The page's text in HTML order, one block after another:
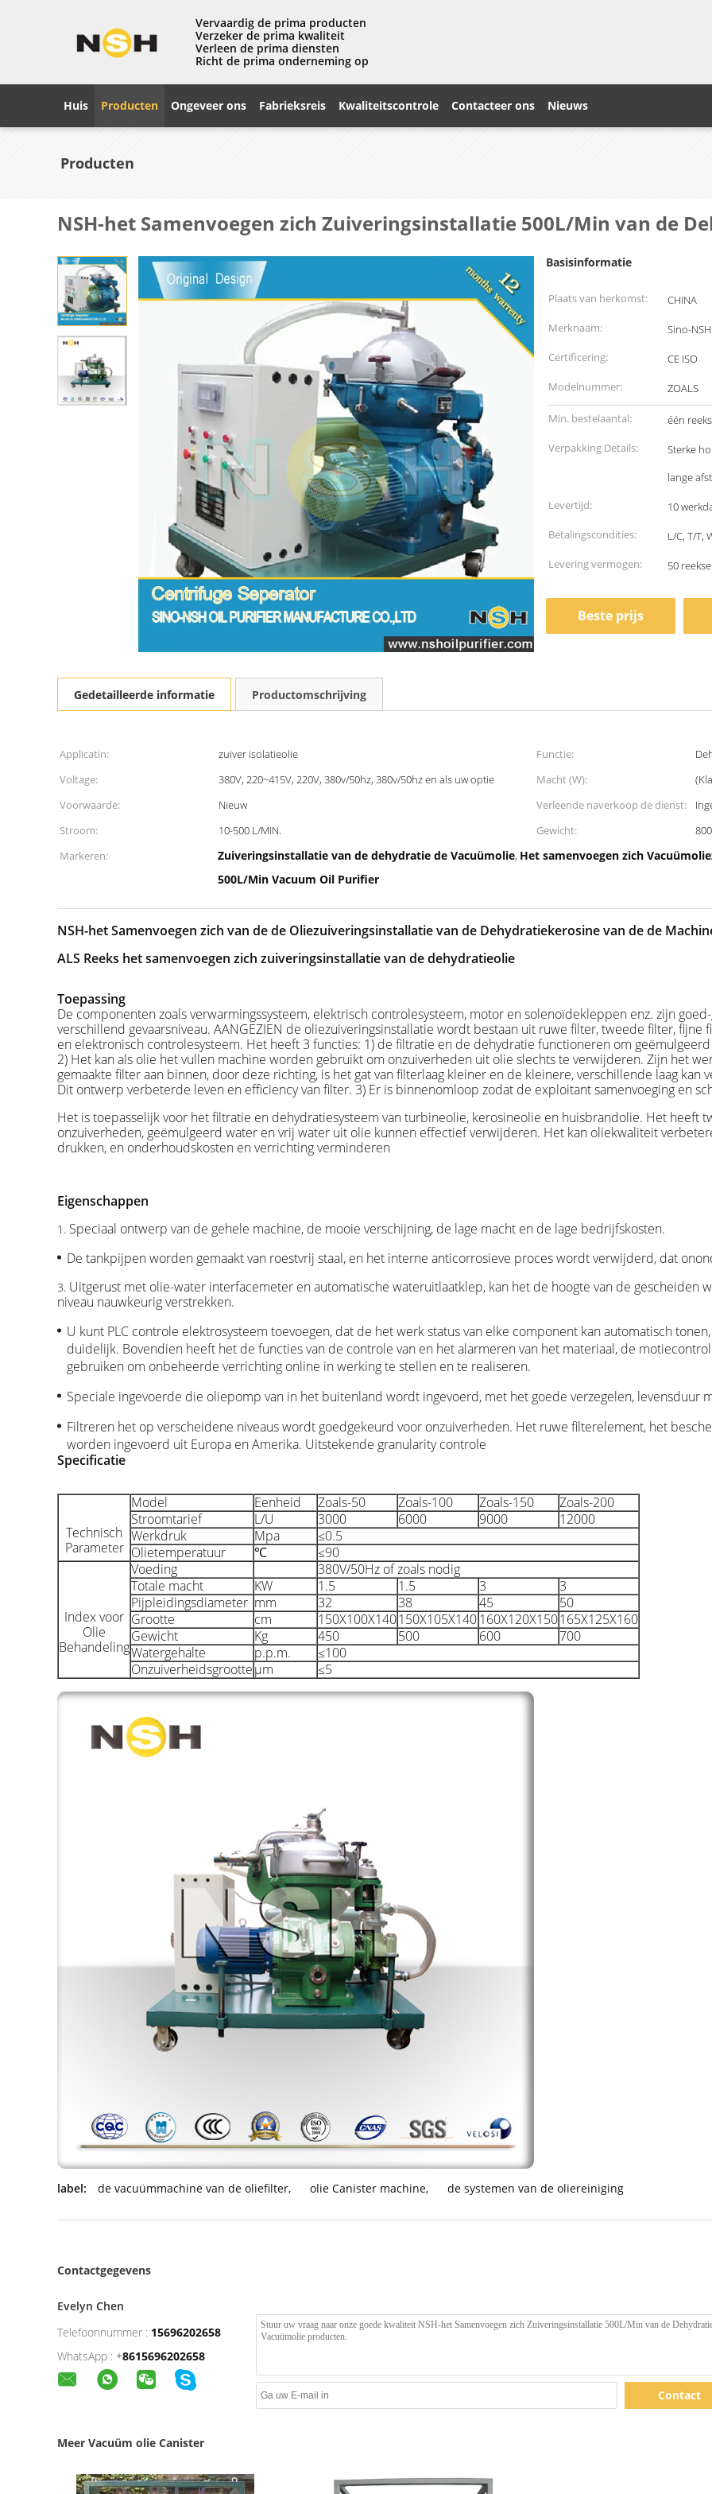
Vervaardig de prima producten
Verzeker de prima kwaliteit
Verleen de prima diensten
Richt de prima onderneming op
Huis Producten Ongeveer ons Fabrieksreis Kwaliteitscontrole Contacteer ons Nieuws
Producten
NSH-het Samenvoegen zich Zuiveringsinstallatie 500L/Min van de
Basisinformatie
Plaats van herkomst:
CHINA
Merknaam:
Sino-NSH
Certificering:
CE ISO
Modelnummer:
ZOALS
Min. bestelaantal:
één reeks
Verpakking Details:
Sterke
lange
Levertijd:
10
Betalingscondities:
L/C, T/T,
Levering vermogen:
50
Beste prijs
Gedetailleerde informatie Productomschrijving
Applicatin: zuiver isolatieolie Functie:
Voltage:
380V, 220~415V, 220V, 380v/50hz, 380v/50hz en als uw optie Macht (W):
Voorwaarde:
Nieuw Verleende naverkoop de dienst:
Stroom:
10-500 L/MIN. Gewicht:
Markeren:
Zuiveringsinstallatie van de dehydratie de Vacuümolie, Het samenvoegen zich
500L/Min Vacuum Oil Purifier
NSH-het Samenvoegen zich van de de Oliezuiveringsinstallatie van de Dehydratiekerosine van de de
ALS Reeks het samenvoegen zich zuiveringsinstallatie van de dehydratieolie
Toepassing
De componenten zoals verwarmingssysteem, elektrisch controlesysteem, motor en solenoïdekleppen enz. zijn
verschillend gevaarsniveau. AANGEZIEN de oliezuiveringsinstallatie wordt bestaan uit ruwe filter, tweede filter,
en elektronisch controlesysteem. Het heeft 3 functies: 1) de filtratie en de dehydratie functioneren om
2) Het kan als olie het vullen machine worden gebruikt om onzuiverheden uit olie slechts te verwijderen. Zijn het
gemaakte filter aan binnen, door deze richting, is het gat van filterlaag kleiner en de kleinere, verschillende laag
Dit ontwerp verbeterde leven en efficiency van filter. 3) Er is binnenomloop zodat de exploitant samenvoeging en
Het is toepasselijk voor het filtratie en dehydratiesysteem van turbineolie, kerosineolie en huisbrandolie. Het heeft
onzuiverheden, geëmulgeerd water en vrij water uit olie kunnen effectief verwijderen. Het kan oliekwaliteit
drukken, en onderhoudskosten en verrichting verminderen
Eigenschappen
1. Speciaal ontwerp van de gehele machine, de mooie verschijning, de lage macht en de lage bedrijfskosten.
De tankpijpen worden gemaakt van roestvrij staal, en het interne anticorrosieve proces wordt verwijderd, dat
3. Uitgerust met olie-water interfacemeter en automatische wateruitlaatklep, kan het de hoogte van de gescheiden
niveau nauwkeurig verstrekken.
U kunt PLC controle elektrosysteem toevoegen, dat de het werk status van elke component kan automatisch
duidelijk. Bovendien heeft het de functies van de controle van en het alarmeren van het materiaal, de
gebruiken om onbeheerde verrichting online in werking te stellen en te realiseren.
Speciale ingevoerde die oliepomp van in het buitenland wordt ingevoerd, met het goede verzegelen, levensduur
Filtreren het op verscheidene niveaus wordt goedgekeurd voor onzuiverheden. Het ruwe filterelement, het
worden ingevoerd uit Europa en Amerika. Uitstekende granularity controle
Specificatie
Technisch
Parameter
Model Eenheid Zoals-50 Zoals-100 Zoals-150
Zoals-200
Stroomtarief
L/U 3000 6000 9000
12000
Werkdruk
Mpa
≤0.5
Olietemperatuur
℃ ≤90
Index voor
Olie
Behandeling
Voeding
380V/50Hz of zoals nodig
Totale macht
KW 1.5 1.5 3
3
Pijpleidingsdiameter mm 32 38 45
50
Grootte
cm 150X100X140150X105X140160X120X150165X125X160
Gewicht
Kg 450 500 600
700
Watergehalte
p.p.m.
≤100
Onzuiverheidsgrootteμm ≤5
label: de vacuümmachine van de oliefilter, olie Canister machine, de systemen van de oliereiniging
Contactgegevens
Evelyn Chen
Telefoonnummer : 15696202658
WhatsApp : +8615696202658
Contact
Meer Vacuüm olie Canister